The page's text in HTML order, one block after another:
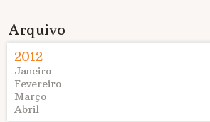
Arquivo
2012
Janeiro
Fevereiro
Março
Abril